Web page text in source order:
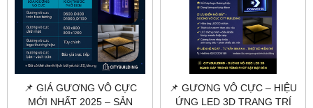
📌 GIÁ GƯƠNG VÔ CỰC
MỚI NHẤT 2025 – SẢN
📌 GƯƠNG VÔ CỰC – HIỆU
ỨNG LED 3D TRANG TRÍ